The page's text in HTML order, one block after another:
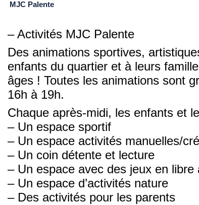
MJC Palente
– Activités MJC Palente
Des animations sportives,
enfants du quartier et à leurs
âges ! Toutes les animations sont
16h à 19h.
Chaque après-midi, les enfants et
– Un espace sportif
– Un espace activités manuelles/
– Un coin détente et lecture
– Un espace avec des jeux en libre
– Un espace d’activités nature
– Des activités pour les parents